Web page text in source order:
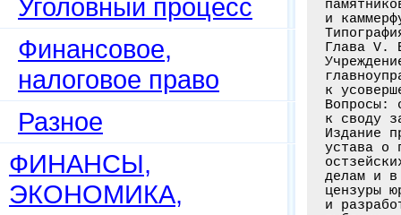
Уголовный процесс
Финансовое,
налоговое право
Разное
ФИНАНСЫ,
ЭКОНОМИКА,
и
Глава V.
к
Вопросы:
к своду
Издание
устава о
делам и в
цензуры
и